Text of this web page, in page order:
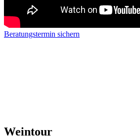
Beratungstermin sichern
Weintour